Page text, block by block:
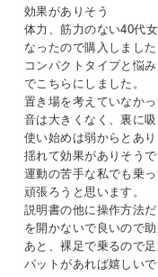
効果がありそう
体力、筋力のない40代
なったので購入しました
コンパクトタイプと悩
でこちらにしました。
置き場を考えていなか
音は大きくなく、裏に吸
使い始めは弱からとあ
揺れて効果がありそうで
運動の苦手な私でも乗
頑張ろうと思います。
説明書の他に操作方法
を開かないで良いので
あと、裸足で乗るので
パットがあれば嬉しいで